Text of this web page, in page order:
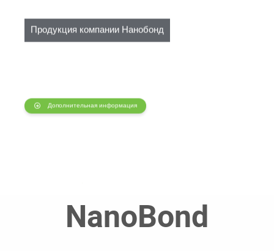
Продукция компании Нанобонд
Дополнительная информация
NanoBond